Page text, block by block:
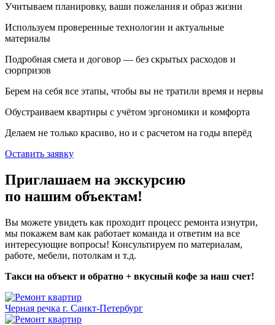
Учитываем планировку, ваши пожелания и образ жизни
Используем проверенные технологии и актуальные
материалы
Подробная смета и договор — без скрытых расходов и
сюрпризов
Берем на себя все этапы, чтобы вы не тратили время и нервы
Обустраиваем квартиры с учётом эргономики и комфорта
Делаем не только красиво, но и с расчетом на годы вперёд
Оставить заявку
Приглашаем на экскурсию
по нашим объектам!
Вы можете увидеть как проходит процесс ремонта изнутри,
мы покажем вам как работает команда и ответим на все
интересующие вопросы! Консультируем по материалам,
работе, мебели, потолкам и т.д.
Такси на объект и обратно + вкусный кофе за наш счет!
Черная речка г. Санкт-Петербург